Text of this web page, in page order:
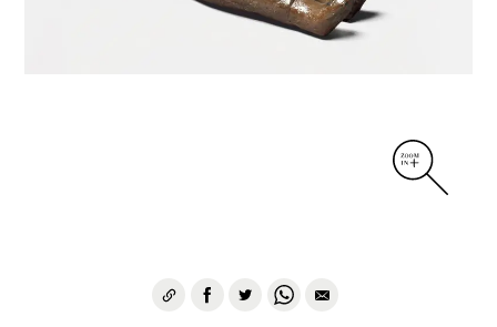
PLANTES
SCÈNES DE LA VIE